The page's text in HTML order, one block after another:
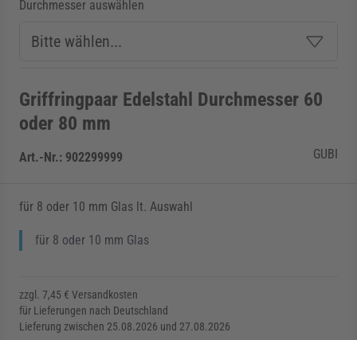
Durchmesser auswählen
Griffringpaar Edelstahl Durchmesser 60
oder 80 mm
Art.-Nr.: 902299999 GUBI
für 8 oder 10 mm Glas lt. Auswahl
für 8 oder 10 mm Glas
zzgl. 7,45 € Versandkosten
für Lieferungen nach Deutschland
Lieferung zwischen 25.08.2026 und 27.08.2026